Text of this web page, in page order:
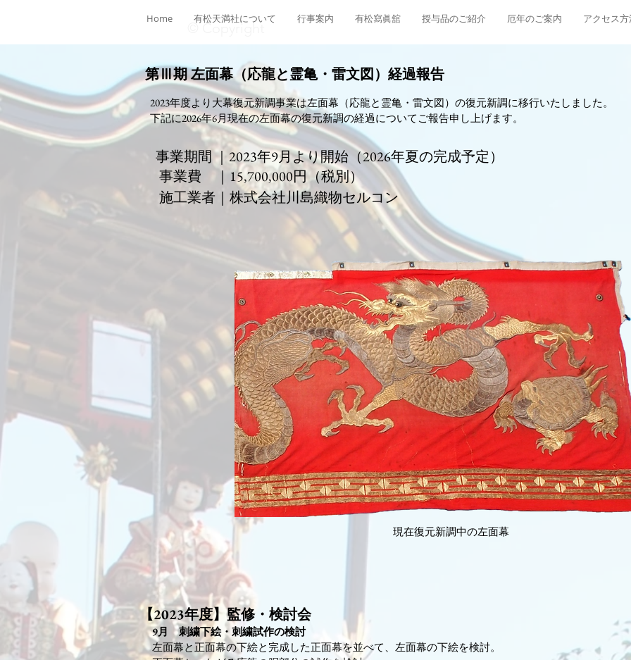
Home 有松天満社について 行事案内 有松寫眞舘 授与品のご紹介 厄年のご案内 アクセス
© Copyright
第Ⅲ期 左面幕（応龍と霊亀・雷文図）経過報告
​ 2023年度より大幕復元新調事業は左面幕（応龍と霊亀・雷文図）の復元新調に移行いたしました。
下記に2026年6月現在の左面幕の復元新調の経過についてご報告申し上げます。​
事業期間 ｜2023年9月より開始（2026年夏の完成予定）​
事業費 ｜15,700,000円（税別）
施工業者｜株式会社川島織物セルコン
現在復元新調中の左面幕
【2023年度】監修・検討会
​9月​ 刺繍下絵・刺繍試作の検討
左面幕と正面幕の下絵と完成した正面幕を並べて、左面幕の下絵を検討。